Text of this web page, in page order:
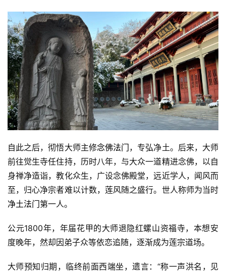
自此之后，彻悟大师主修念佛法门 ，专弘净土。后来，大师
前往觉生寺任住持，历时八年，与大众一道精进念佛，以自
身禅净造诣，教化众生，广设念佛殿堂，远近学人，闻风而
至，归心净宗者难以计数，莲风随之盛行。世人称师为当时
净土法门第一人。
公元1800年，年届花甲的大师退隐红螺山资福寺，本想安
度晚年，然却因弟子众等依恋追随，逐渐成为莲宗道场。
大师预知归期，临终前面西端坐，遗言：“称一声洪名，见